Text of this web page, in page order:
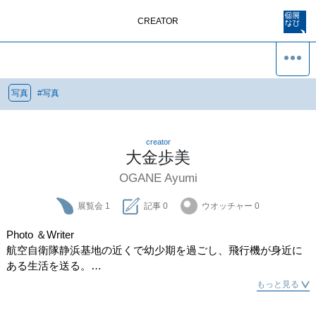
CREATOR
写真 #写真
creator
大金歩美
OGANE Ayumi
展覧会 1 記事 0 ウオッチャー 0
Photo ＆Writer
航空自衛隊静浜基地の近くで幼少期を過ごし、飛行機が身近に
ある生活を送る。
大学卒業後、デザイン会社、PR代理店を経てIT企業の広報とし
もっと見る